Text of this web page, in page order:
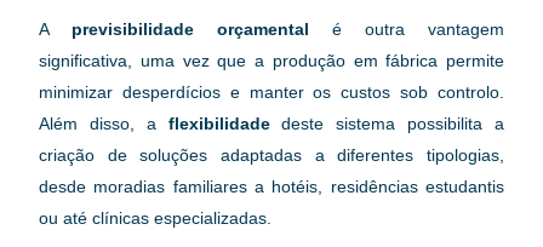
A previsibilidade orçamental é outra vantagem
significativa, uma vez que a produção em fábrica permite
minimizar desperdícios e manter os custos sob controlo.
Além disso, a flexibilidade deste sistema possibilita a
criação de soluções adaptadas a diferentes tipologias,
desde moradias familiares a hotéis, residências estudantis
ou até clínicas especializadas.